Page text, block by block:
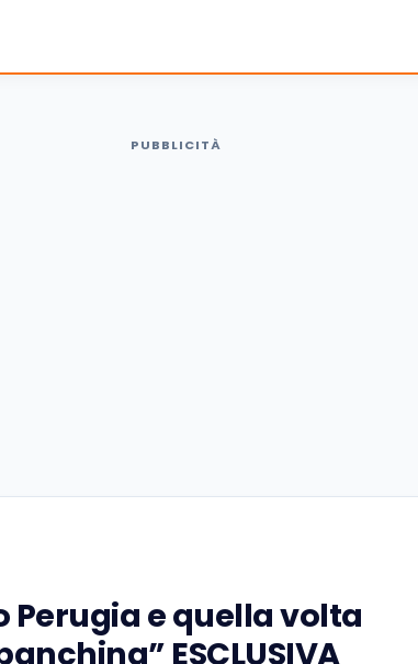
PUBBLICITÀ
Perugia e quella volta
ESCLUSIVA